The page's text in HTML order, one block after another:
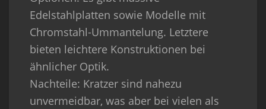
Edelstahlplatten sowie Modelle mit
Chromstahl-Ummantelung. Letztere
bieten leichtere Konstruktionen bei
ähnlicher Optik.
Nachteile: Kratzer sind nahezu
unvermeidbar, was aber bei vielen als